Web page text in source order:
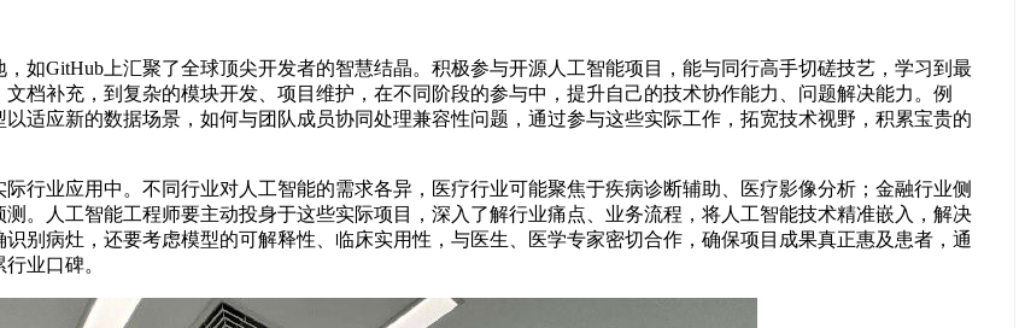
GitHub上汇聚了全球顶尖开发者的智慧结晶。积极参与开源人工智能项目，能与同行高手切磋技艺，学习到最
档补充，到复杂的模块开发、项目维护，在不同阶段的参与中，提升自己的技术协作能力、问题解决能力。例
适应新的数据场景，如何与团队成员协同处理兼容性问题，通过参与这些实际工作，拓宽技术视野，积累宝贵的
业应用中。不同行业对人工智能的需求各异，医疗行业可能聚焦于疾病诊断辅助、医疗影像分析；金融行业侧
。人工智能工程师要主动投身于这些实际项目，深入了解行业痛点、业务流程，将人工智能技术精准嵌入，解决
别病灶，还要考虑模型的可解释性、临床实用性，与医生、医学专家密切合作，确保项目成果真正惠及患者，通
业口碑。